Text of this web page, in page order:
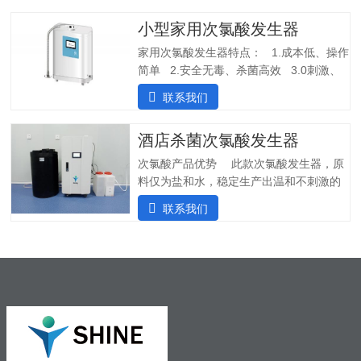
小型家用次氯酸发生器
家用次氯酸发生器特点： 1.成本低、操作
简单 2.安全无毒、杀菌高效 3.0刺激、
几乎无味应用场景：产品参数：产品型
号：SHC-180尺寸：365*260*120mm重
置）电压：100V-200V 50/60Hz水压范
围：0.1Mpa～0.7Pma电解液桶容量：
100ml有效氯浓度：20-100ppm电解槽寿
命：10000h操作简单，即使用，开机1-3
秒即可产生高品质次氯酸盐消毒剂
联系我们
酒店杀菌次氯酸发生器
次氯酸产品优势 此款次氯酸发生器，原
料仅为盐和水，稳定生产出温和不刺激的
次氯酸水，通过30多项检测合格，是酒店
行业消毒杀菌、除臭的必备设备。1)成本
10000小时；5）售后无忧：可市场培训以
及技术支持。6）高度集成：内置纯水机，
直接可接自来水。应用范围 次氯酸10-
联系我们